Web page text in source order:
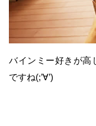
バインミー好きが高
ですね(;’∀’)